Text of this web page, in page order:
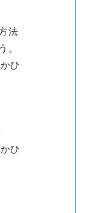
法
。
ひ
ひ